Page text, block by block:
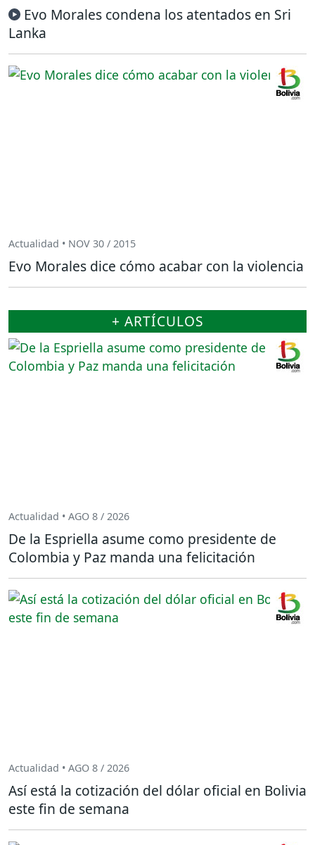
Evo Morales condena los atentados en Sri
Lanka
Actualidad • NOV 30 / 2015
Evo Morales dice cómo acabar con la violencia
+ ARTÍCULOS
Actualidad • AGO 8 / 2026
De la Espriella asume como presidente de
Colombia y Paz manda una felicitación
Actualidad • AGO 8 / 2026
Así está la cotización del dólar oficial en Bolivia
este fin de semana